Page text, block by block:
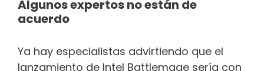
Algunos expertos no están de
acuerdo
Ya hay especialistas advirtiendo que el
lanzamiento de Intel Battlemage sería con